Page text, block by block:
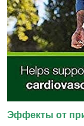
Эффекты от